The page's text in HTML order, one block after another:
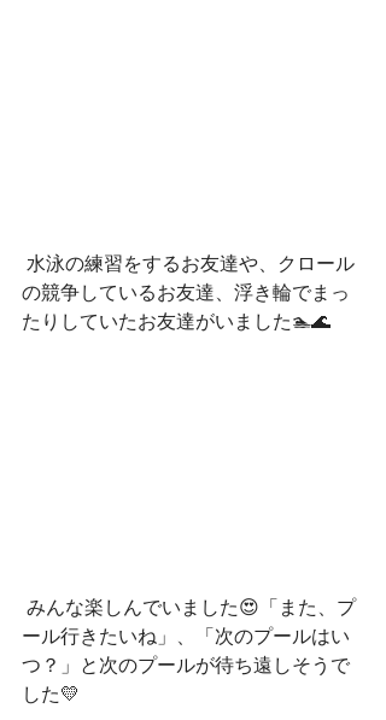
の競争しているお友達、浮き輪でまっ
たりしていたお友達がいました🏊🌊
ール行きたいね」、「次のプールはい
つ？」と次のプールが待ち遠しそうで
した💛